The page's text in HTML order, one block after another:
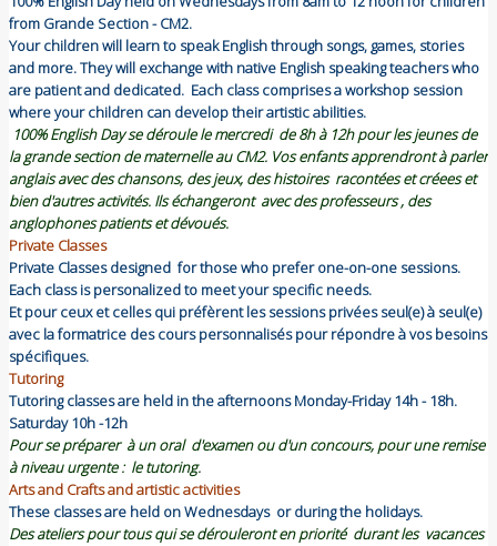
from Grande Section - CM2.
Your children will learn to speak English through songs, games, stories
and more. They will exchange with native English speaking teachers who
are patient and dedicated. Each class comprises a workshop session
where your children can develop their artistic abilities.
100% English Day se déroule le mercredi de 8h à 12h pour les jeunes de
la grande section de maternelle au CM2. Vos enfants apprendront à parler
anglais avec des chansons, des jeux, des histoires racontées et créees et
bien d'autres activités. Ils échangeront avec des professeurs , des
anglophones patients et dévoués.
Private Classes
Private Classes designed for those who prefer one-on-one sessions.
Each class is personalized to meet your specific needs.
Et pour ceux et celles qui préfèrent les sessions privées seul(e) à seul(e)
avec la formatrice des cours personnalisés pour répondre à vos besoins
spécifiques.
Tutoring
Tutoring classes are held in the afternoons Monday-Friday 14h - 18h.
Saturday 10h -12h
Pour se préparer à un oral d'examen ou d'un concours, pour une remise
à niveau urgente : le tutoring.
Arts and Crafts and artistic activities
These classes are held on Wednesdays or during the holidays.
Des ateliers pour tous qui se dérouleront en priorité durant les vacances